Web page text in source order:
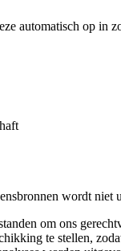
automatisch op
wordt niet
om ons
te stellen,